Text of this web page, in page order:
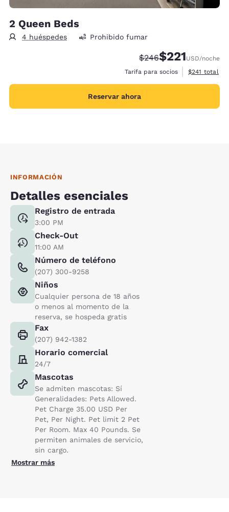
2 Queen Beds
4 huéspedes Prohibido fumar
Precio tachado:
$246Precio con
$221USD/noche
Tarifa para socios
Ver detalles
$241 total
Reservar ahora
INFORMACIÓN
Detalles esenciales
Registro de entrada
3:00 PM
Check-Out
11:00 AM
Número de teléfono
(207) 300-9258
Niños
Cualquier persona de 18 años
o menos al momento de la
reserva, se hospeda gratis
Fax
(207) 942-1382
Horario comercial
24/7
Mascotas
Se admiten mascotas: Sí
Generalidades: Pets Allowed.
Pet Charge 35.00 USD Per
Pet, Per Night. Pet limit 2 Pet
Per Room. Max 40 Pounds. Se
permiten animales de servicio,
sin cargo.
Mostrar más